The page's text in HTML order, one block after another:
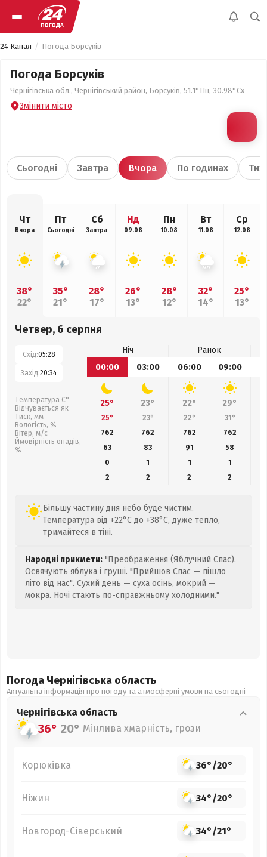
24 Канал Погода Борсуків
Погода Борсуків
Чернігівська обл., Чернігівський район, Борсуків, 51.1°Пн, 30.98°Сх
Змінити місто
Сьогодні Завтра Вчора По годинах
Чт
Вчора
38°
22°
Пт
Сьогодні
35°
21°
Сб
Завтра
28°
17°
Нд
09.08
26°
13°
Пн
10.08
28°
12°
Вт
11.08
32°
14°
Ср
12.08
25°
13°
Четвер, 6 серпня
Схід:05:28
Захід:20:34
Температура С°
Відчувається як
Тиск, мм
Вологість, %
Вітер, м/с
Ймовірність опадів,
%
Ніч
Ранок
00:00
03:00 06:00 09:00
25° 23° 22° 29°
25° 23° 22° 31°
762
762 762 762
63
83 91 58
0
1 1
1
2
2 2 2
Більшу частину дня небо буде чистим.
Температура від +22°C до +38°C, дуже тепло,
тримайтеся в тіні.
Народні прикмети: "Преображення (Яблучний Спас).
Освячують яблука і груші. "Прийшов Спас — пішло
літо від нас". Сухий день — суха осінь, мокрий —
мокра. Ночі стають по-справжньому холодними."
Погода Чернігівська область
Актуальна інформація про погоду та атмосферні умови на сьогодні
Чернігівська область
36° 20° Мінлива хмарність, грози
Корюківка 36°/20°
Ніжин 34°/20°
Новгород-Сіверський 34°/21°